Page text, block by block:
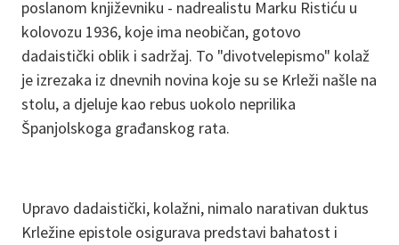
poslanom književniku - nadrealistu Marku Ristiću u
kolovozu 1936, koje ima neobičan, gotovo
dadaistički oblik i sadržaj. To "divotvelepismo" kolaž
je izrezaka iz dnevnih novina koje su se Krleži našle na
stolu, a djeluje kao rebus uokolo neprilika
Španjolskoga građanskog rata.
Upravo dadaistički, kolažni, nimalo narativan duktus
Krležine epistole osigurava predstavi bahatost i